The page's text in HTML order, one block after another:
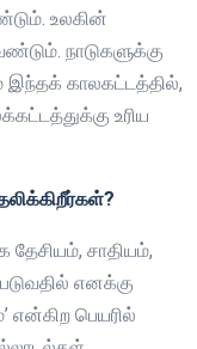
உலகின்
நாடுகளுக்கு
காலகட்டத்தில்,
உரிய
சாதியம்,
எனக்கு
என்கிற பெயரில்